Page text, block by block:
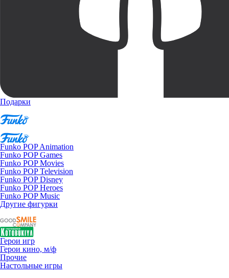
Подарки
Funko POP Animation
Funko POP Games
Funko POP Movies
Funko POP Television
Funko POP Disney
Funko POP Heroes
Funko POP Music
Другие фигурки
Герои игр
Герои кино, м/ф
Прочие
Настольные игры